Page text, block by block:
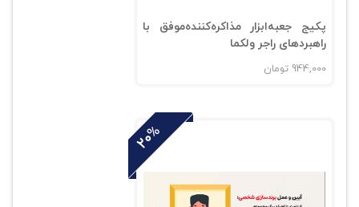
پکیج جعبه‌ابزار مذاکره‌کننده‌موفق با
راهبردهای راجر ولکما
944,000 تومان
20%